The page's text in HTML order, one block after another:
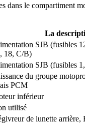
dans le compartiment
La
SJB (fusibles
18, C/B)
SJB (fusibles
du groupe
PCM
inférieur
utilisé
de lunette arrière,